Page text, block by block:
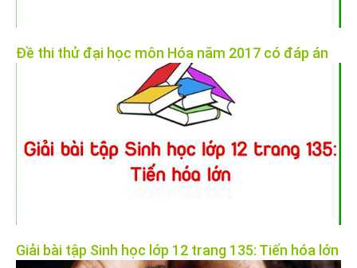
Đề thi thử đại học môn Hóa năm 2017 có đáp án
Giải bài tập Sinh học lớp 12 trang 135: Tiến hóa lớn